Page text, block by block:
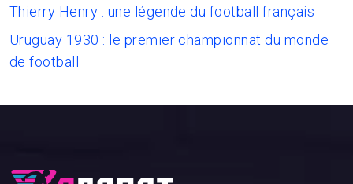
Thierry Henry : une légende du football français
Uruguay 1930 : le premier championnat du monde
de football